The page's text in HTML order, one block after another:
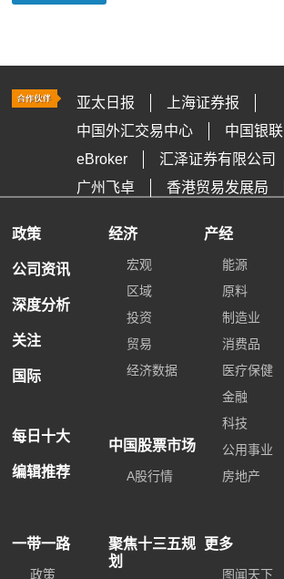
亚太日报
上海证券报
中国外汇交易中心
中国银联
eBroker
汇泽证券有限公司
广州飞卓
香港贸易发展局
政策
公司资讯
深度分析
关注
国际
每日十大
编辑推荐
经济
宏观
区域
投资
贸易
经济数据
中国股票市场
A股行情
产经
能源
原料
制造业
消费品
医疗保健
金融
科技
公用事业
房地产
一带一路
政策
聚焦十三五规
划
更多
图闻天下